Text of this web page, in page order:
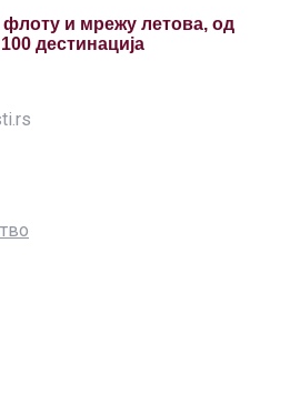
флоту и мрежу летова, од
дестинација